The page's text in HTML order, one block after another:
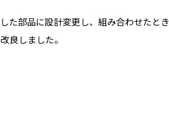
た部品に設計変更し、組み合わせたとき
良しました。